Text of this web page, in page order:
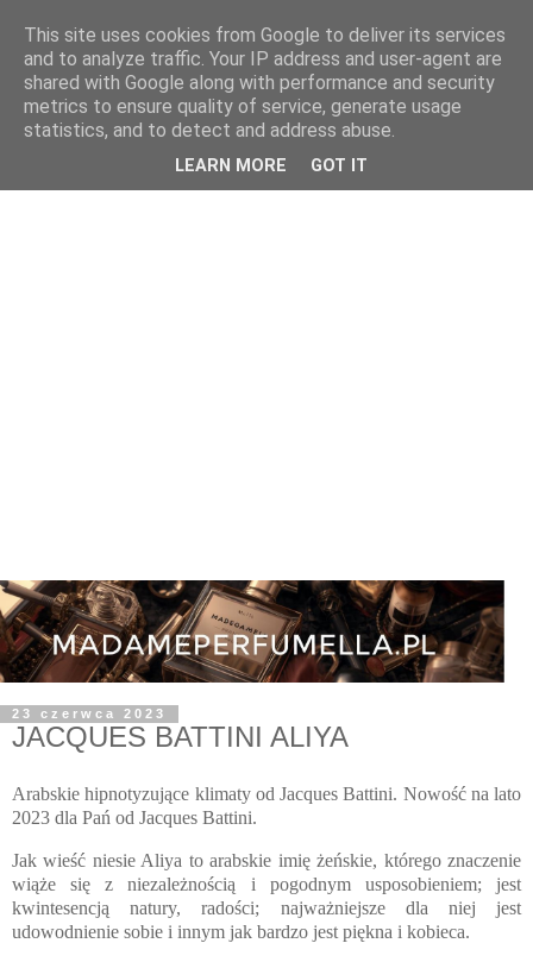
23 czerwca 2023
JACQUES BATTINI ALIYA
Arabskie hipnotyzujące klimaty od Jacques Battini. Nowość na lato
2023 dla Pań od Jacques Battini.
Jak wieść niesie Aliya to arabskie imię żeńskie, którego znaczenie
wiąże się z niezależnością i pogodnym usposobieniem; jest
kwintesencją natury, radości; najważniejsze dla niej jest
udowodnienie sobie i innym jak bardzo jest piękna i kobieca.
This site uses cookies from Google to deliver its services
and to analyze traffic. Your IP address and user-agent are
shared with Google along with performance and security
metrics to ensure quality of service, generate usage
statistics, and to detect and address abuse.
LEARN MORE GOT IT